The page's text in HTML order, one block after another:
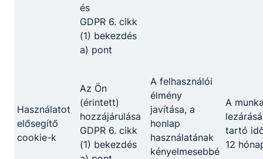
és
GDPR 6. cikk
(1) bekezdés
a) pont
Használatot
elősegítő
cookie-k
Az Ön
(érintett)
hozzájárulása
GDPR 6. cikk
(1) bekezdés
A felhasználói
élmény
javítása, a
honlap
használatának
kényelmesebbé
A
tartó
12